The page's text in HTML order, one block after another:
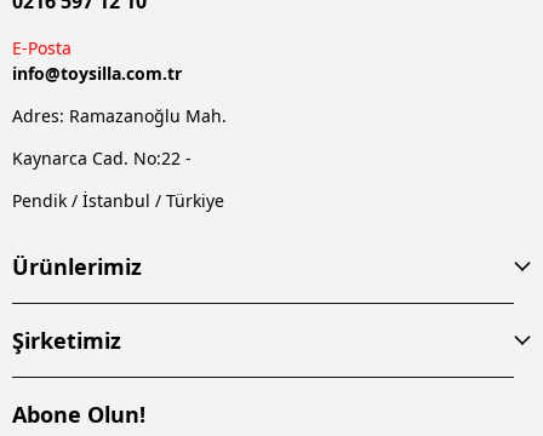
E-Posta
info@toysilla.com.tr
Adres: Ramazanoğlu Mah.
Kaynarca Cad. No:22 -
Pendik / İstanbul / Türkiye
Ürünlerimiz
Şirketimiz
Abone Olun!